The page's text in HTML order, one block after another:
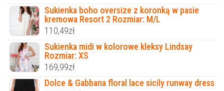
Sukienka boho oversize z koronką w pasie
kremowa Resort 2 Rozmiar: M/L
110,49zł
Sukienka midi w kolorowe kleksy Lindsay
Rozmiar: XS
169,99zł
Dolce & Gabbana floral lace sicily runway dress